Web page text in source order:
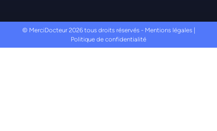
© MerciDocteur 2026 tous droits réservés - Mentions légales|
Politique de confidentialité